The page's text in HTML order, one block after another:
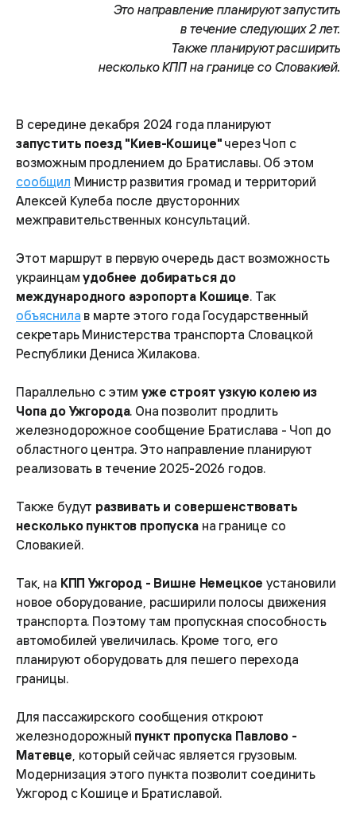
Это направление планируют запустить
в течение следующих 2 лет.
Также планируют расширить
несколько КПП на границе со Словакией.
В середине декабря 2024 года планируют
запустить поезд "Киев-Кошице" через Чоп с
возможным продлением до Братиславы. Об этом
сообщил Министр развития громад и территорий
Алексей Кулеба после двусторонних
межправительственных консультаций.
Этот маршрут в первую очередь даст возможность
украинцамудобнее добираться до
международного аэропорта Кошице. Так
объяснила в марте этого года Государственный
секретарь Министерства транспорта Словацкой
Республики Дениса Жилакова.
Параллельно с этим уже строят узкую колею из
Чопа до Ужгорода. Она позволит продлить
железнодорожное сообщение Братислава - Чоп до
областного центра. Это направление планируют
реализовать в течение 2025-2026 годов.
Также будут развивать и совершенствовать
несколько пунктов пропускана границе со
Словакией.
Так, на КПП Ужгород - Вишне Немецкое установили
новое оборудование, расширили полосы движения
транспорта. Поэтому там пропускная способность
автомобилей увеличилась. Кроме того, его
планируют оборудовать для пешего перехода
границы.
Для пассажирского сообщения откроют
железнодорожный пункт пропуска Павлово -
Матевце, который сейчас является грузовым.
Модернизация этого пункта позволит соединить
Ужгород с Кошице и Братиславой.